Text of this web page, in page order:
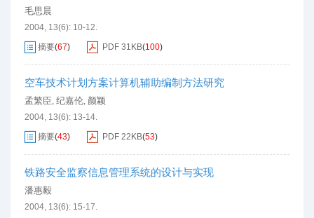
毛思晨
2004, 13(6): 10-12.
摘要(67) PDF 31KB(100)
空车技术计划方案计算机辅助编制方法研究
孟繁臣, 纪嘉伦, 颜颖
2004, 13(6): 13-14.
摘要(43) PDF 22KB(53)
铁路安全监察信息管理系统的设计与实现
潘惠毅
2004, 13(6): 15-17.